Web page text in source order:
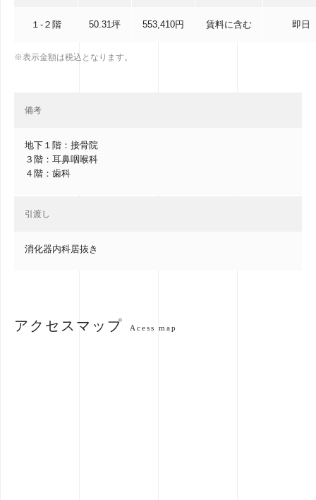
１-２階 50.31坪 553,410円 賃料に含む 即日
※表示金額は税込となります。
備考
地下１階：接骨院
３階：耳鼻咽喉科
４階：歯科
引渡し
消化器内科居抜き
アクセスマップ Acess map